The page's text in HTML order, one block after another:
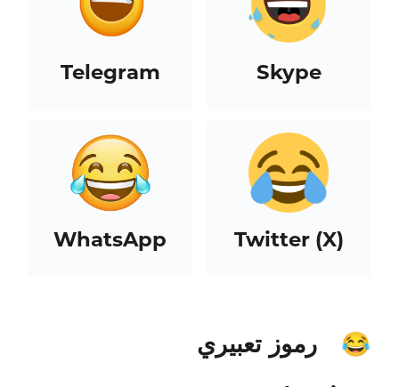
Skype
Telegram
Twitter (X)
WhatsApp
😂 رموز تعبيري